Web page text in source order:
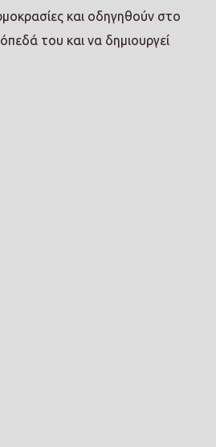
και οδηγηθούν στο
του και να δημιουργεί